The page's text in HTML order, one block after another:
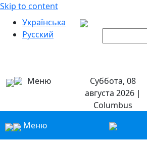
Skip to content
Українська
Русский
Меню
Суббота, 08
августа 2026 |
Columbus
Меню